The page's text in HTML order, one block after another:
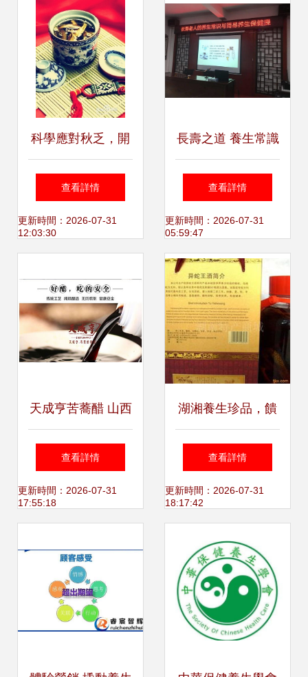
科學應對秋乏，開
啟秋季養生新篇章
查看詳情
更新時間：2026-07-31
12:03:30
長壽之道 養生常識
與簡易保健操，開
啟健康生活
查看詳情
更新時間：2026-07-31
05:59:47
天成亨苦蕎醋 山西
純糧釀造的健康守
護者
查看詳情
更新時間：2026-07-31
17:55:18
湖湘養生珍品，饋
贈健康佳禮——永
州異蛇王酒
查看詳情
更新時間：2026-07-31
18:17:42